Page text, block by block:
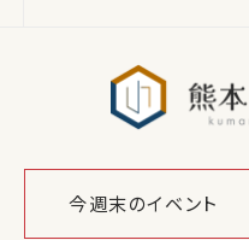
今週末のイベント